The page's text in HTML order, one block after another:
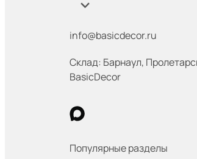
info@basicdecor.ru
Склад: Барнаул,
BasicDecor
Популярные разделы